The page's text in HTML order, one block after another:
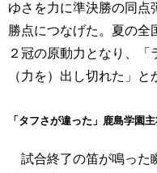
ゆさを力に準決勝の同点
勝点につなげた。夏の全
２冠の原動力となり、「
（力を）出し切れた」と
「タフさが違った」鹿島学園
試合終了の笛が鳴った